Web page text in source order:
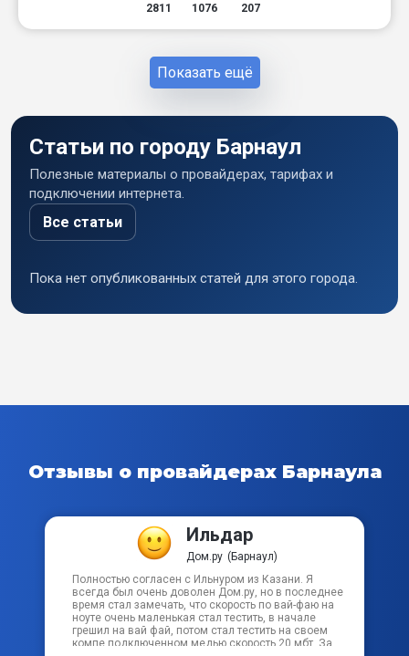
2811 1076 207
Показать ещё
Статьи по городу Барнаул
Полезные материалы о провайдерах, тарифах и
подключении интернета.
Все статьи
Пока нет опубликованных статей для этого города.
Отзывы о провайдерах Барнаула
Ильдар
Дом.ру (Барнаул)
Полностью согласен с Ильнуром из Казани. Я
всегда был очень доволен Дом.ру, но в последнее
время стал замечать, что скорость по вай-фаю на
ноуте очень маленькая стал тестить, в начале
грешил на вай фай, потом стал тестить на своем
компе подключенном медью скорость 20 мбт. За